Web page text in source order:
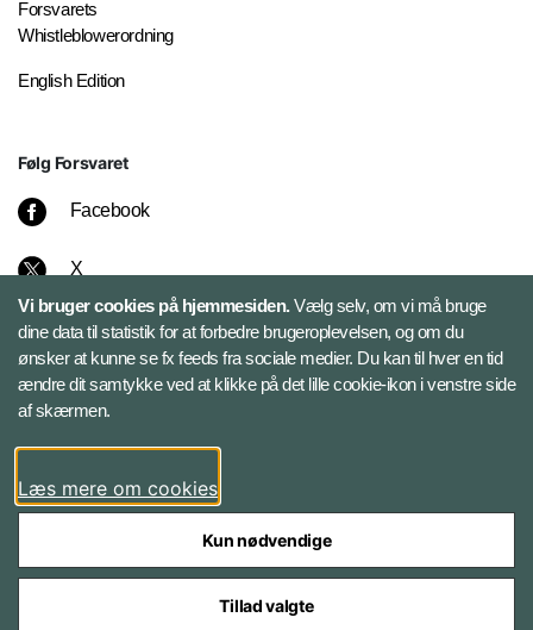
Forsvarets
Whistleblowerordning
English Edition
Følg Forsvaret
Facebook
X
Instagram
Bluesky
LinkedIn
Vi bruger cookies på hjemmesiden.Vælg selv, om vi må bruge
dine data til statistik for at forbedre brugeroplevelsen, og om du
ønsker at kunne se fx feeds fra sociale medier. Du kan til hver en tid
ændre dit samtykke ved at klikke på det lille cookie-ikon i venstre side
af skærmen.
Læs mere om cookies
Kun nødvendige
Tillad valgte